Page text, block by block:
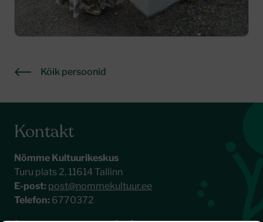
Kõik persoonid
Kontakt
Nõmme Kultuurikeskus
Turu plats 2, 11614 Tallinn
E-post: post@nommekultuur.ee
Telefon: 6770372